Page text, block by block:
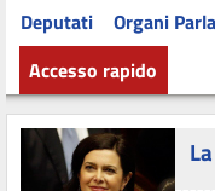
Deputati Organi
Accesso rapido